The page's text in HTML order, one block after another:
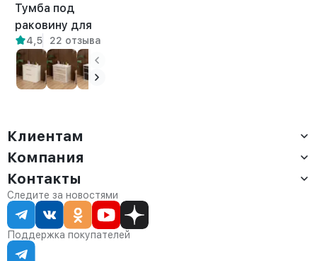
Тумба под
раковину для
ванной лофт
Шимри белый/
амаретто
4,5 22 отзыва
Клиентам
Доставка
Оплата
Сервис
Статус заказа
Статьи
Компания
О компании
Контакты
Партнёрам
Контакты
Отдел продаж:
8 (800) 234-22-62
corp@anvikor.ru
Ежедневно, с 7:00-19:00 (МСК)
Отдел рекламации:
Следите за новостями
Поддержка покупателей